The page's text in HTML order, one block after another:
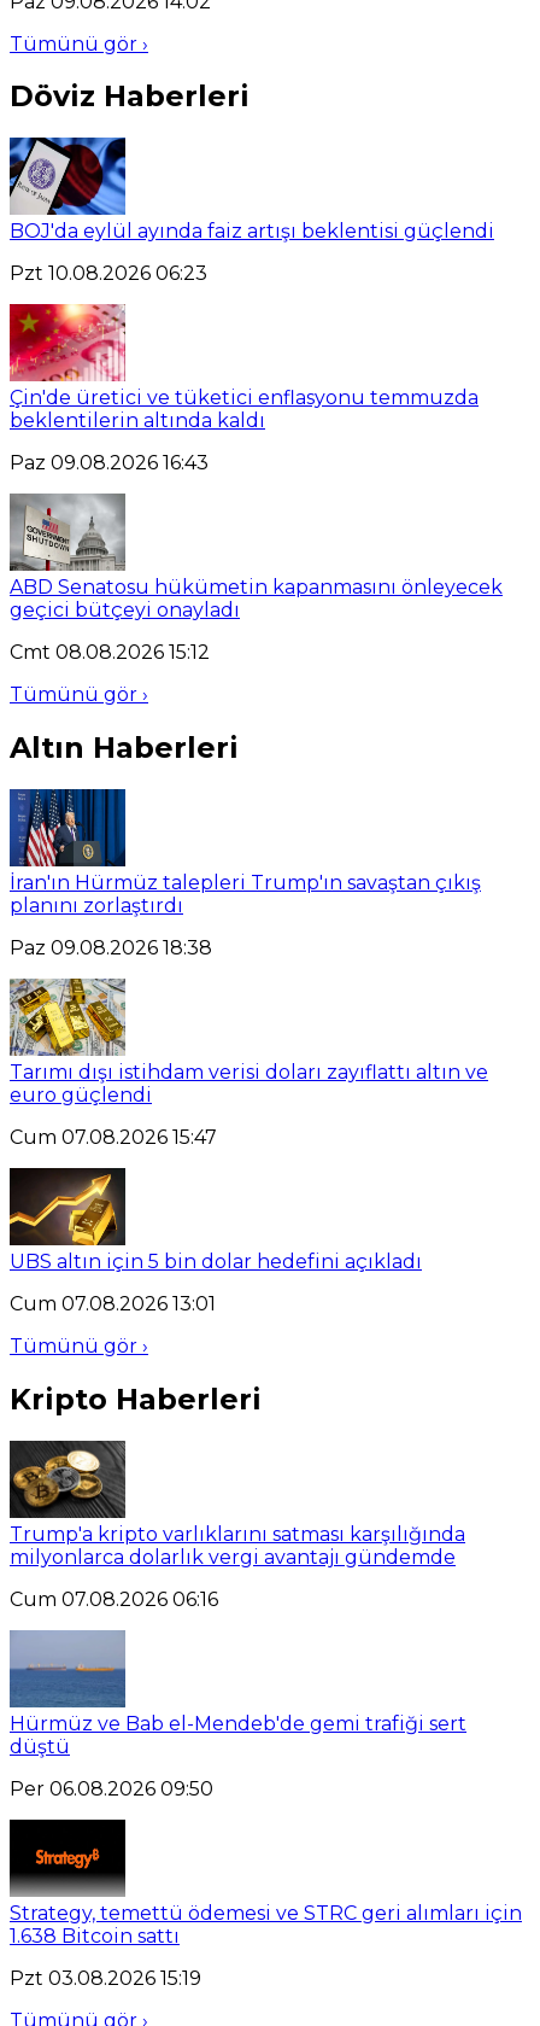
Tümünü gör ›
Döviz Haberleri
BOJ'da eylül ayında faiz artışı beklentisi güçlendi
Pzt 10.08.2026 06:23
Çin'de üretici ve tüketici enflasyonu temmuzda
beklentilerin altında kaldı
Paz 09.08.2026 16:43
ABD Senatosu hükümetin kapanmasını önleyecek
geçici bütçeyi onayladı
Cmt 08.08.2026 15:12
Tümünü gör ›
Altın Haberleri
İran'ın Hürmüz talepleri Trump'ın savaştan çıkış
planını zorlaştırdı
Paz 09.08.2026 18:38
Tarımı dışı istihdam verisi doları zayıflattı altın ve
euro güçlendi
Cum 07.08.2026 15:47
UBS altın için 5 bin dolar hedefini açıkladı
Cum 07.08.2026 13:01
Tümünü gör ›
Kripto Haberleri
Trump'a kripto varlıklarını satması karşılığında
milyonlarca dolarlık vergi avantajı gündemde
Cum 07.08.2026 06:16
Hürmüz ve Bab el-Mendeb'de gemi trafiği sert
düştü
Per 06.08.2026 09:50
Strategy, temettü ödemesi ve STRC geri alımları için
1.638 Bitcoin sattı
Pzt 03.08.2026 15:19
Tümünü gör ›